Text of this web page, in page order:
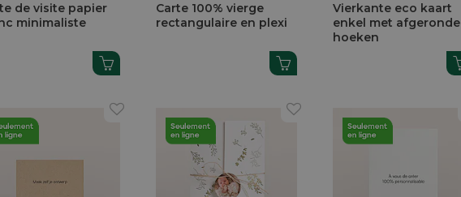
de visite papier
minimaliste
Carte 100% vierge
rectangulaire en plexi
Vierkante eco kaart
enkel met afgeronde
hoeken